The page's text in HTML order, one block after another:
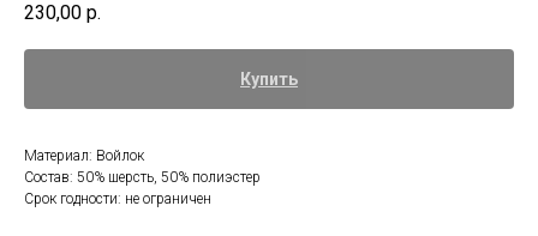
230,00 р.
Купить
Материал: Войлок
Состав: 50% шерсть, 50% полиэстер
Срок годности: не ограничен